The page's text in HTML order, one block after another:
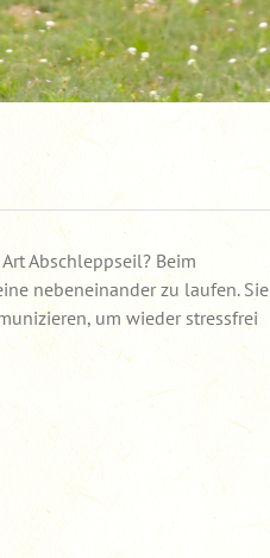
Abschleppseil? Beim
nebeneinander zu laufen. Sie
um wieder stressfrei